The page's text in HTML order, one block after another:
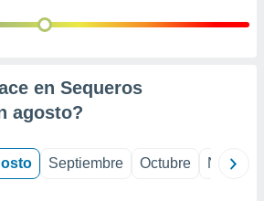
en Sequeros
agosto?
Septiembre Octubre